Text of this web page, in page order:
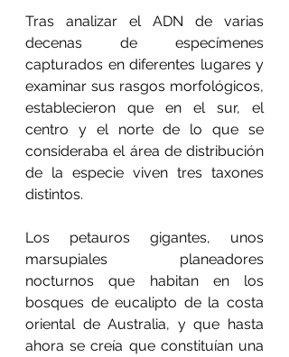
Tras analizar el ADN de varias
decenas de especímenes
capturados en diferentes lugares y
examinar sus rasgos morfológicos,
establecieron que en el sur, el
centro y el norte de lo que se
consideraba el área de distribución
de la especie viven tres taxones
distintos.
Los petauros gigantes, unos
marsupiales planeadores
nocturnos que habitan en los
bosques de eucalipto de la costa
oriental de Australia, y que hasta
ahora se creía que constituían una